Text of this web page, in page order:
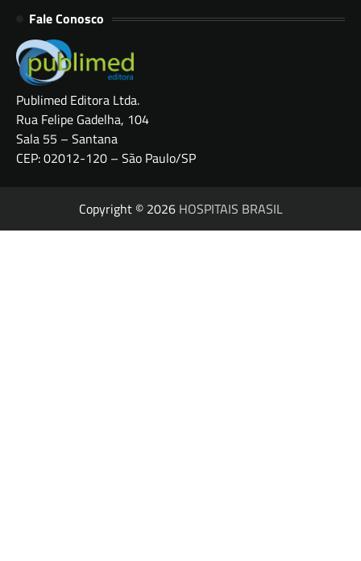
Fale Conosco
Publimed Editora Ltda.
Rua Felipe Gadelha, 104
Sala 55 – Santana
CEP: 02012-120 – São Paulo/SP
Copyright © 2026 HOSPITAIS BRASIL